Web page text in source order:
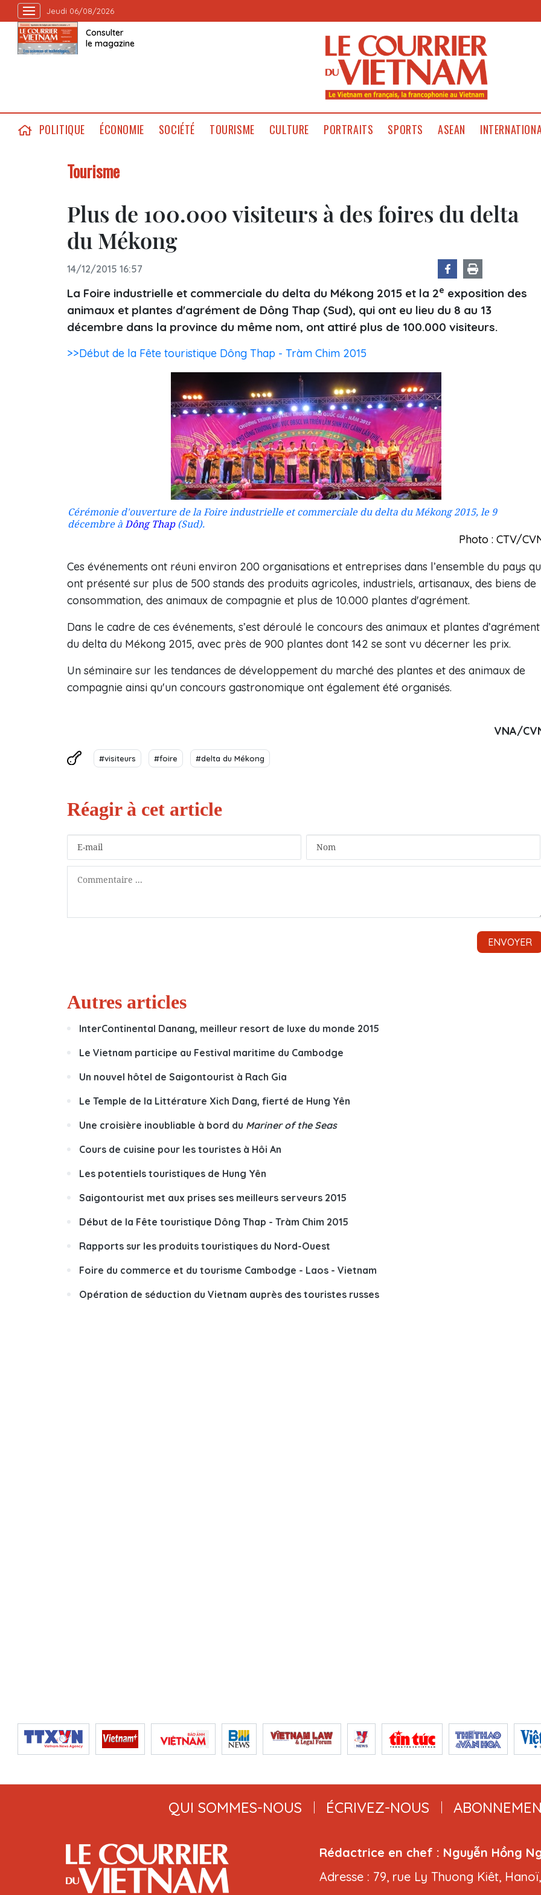
Jeudi 06/08/2026
Consulter
le magazine
POLITIQUE ÉCONOMIE SOCIÉTÉ TOURISME CULTURE PORTRAITS SPORTS ASEAN
Tourisme
Plus de 100.000 visiteurs à des foires du delta
du Mékong
14/12/2015 16:57
La Foire industrielle et commerciale du delta du Mékong 2015 et la 2e exposition des
animaux et plantes d'agrément de Dông Thap (Sud), qui ont eu lieu du 8 au 13
décembre dans la province du même nom, ont attiré plus de 100.000 visiteurs.
>>Début de la Fête touristique Dông Thap - Tràm Chim 2015
Cérémonie d'ouverture de la Foire industrielle et commerciale du delta du Mékong 2015, le 9
décembre àDông Thap(Sud).
Photo : CTV/
Ces événements ont réuni environ 200 organisations et entreprises dans l’ensemble du pays
ont présenté sur plus de 500 stands des produits agricoles, industriels, artisanaux, des biens de
consommation, des animaux de compagnie et plus de 10.000 plantes d'agrément.
Dans le cadre de ces événements, s’est déroulé le concours des animaux et plantes d’agrément
du delta du Mékong 2015, avec près de 900 plantes dont 142 se sont vu décerner les prix.
Un séminaire sur les tendances de développement du marché des plantes et des animaux de
compagnie ainsi qu'un concours gastronomique ont également été organisés.
VNA/
#visiteurs #foire #delta du Mékong
Autres articles
InterContinental Danang, meilleur resort de luxe du monde 2015
Le Vietnam participe au Festival maritime du Cambodge
Un nouvel hôtel de Saigontourist à Rach Gia
Le Temple de la Littérature Xich Dang, fierté de Hung Yên
Une croisière inoubliable à bord du Mariner of the Seas
Cours de cuisine pour les touristes à Hôi An
Les potentiels touristiques de Hung Yên
Saigontourist met aux prises ses meilleurs serveurs 2015
Début de la Fête touristique Dông Thap - Tràm Chim 2015
Rapports sur les produits touristiques du Nord-Ouest
Foire du commerce et du tourisme Cambodge - Laos - Vietnam
Opération de séduction du Vietnam auprès des touristes russes
QUI SOMMES-NOUS ÉCRIVEZ-NOUS
Rédactrice en chef : Nguyễn Hồng
Adresse : 79, rue Ly Thuong Kiêt,